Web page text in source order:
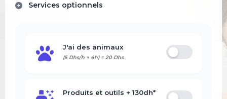
Services optionnels
J'ai des animaux
(5 Dhs/h × 4h) = 20 Dhs
Produits et outils + 130dh*